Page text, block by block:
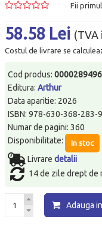
Fii
58.58 Lei (TVA
Costul de livrare se
Cod produs:0000289496
Editura:Arthur
Data aparitie: 2026
ISBN: 978-630-368-283-9
Numar de pagini: 360
Disponibilitate:
In stoc
Livraredetalii
14 de zile drept de
Adauga